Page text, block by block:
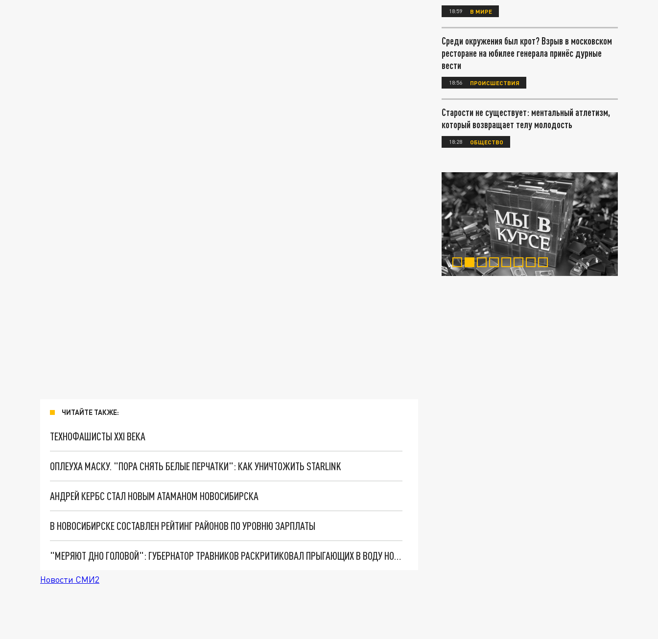
ЧИТАЙТЕ ТАКЖЕ:
ТЕХНОФАШИСТЫ XXI ВЕКА
ОПЛЕУХА МАСКУ. "ПОРА СНЯТЬ БЕЛЫЕ ПЕРЧАТКИ": КАК УНИЧТОЖИТЬ STARLINK
АНДРЕЙ КЕРБС СТАЛ НОВЫМ АТАМАНОМ НОВОСИБИРСКА
В НОВОСИБИРСКЕ СОСТАВЛЕН РЕЙТИНГ РАЙОНОВ ПО УРОВНЮ ЗАРПЛАТЫ
"МЕРЯЮТ ДНО ГОЛОВОЙ": ГУБЕРНАТОР ТРАВНИКОВ РАСКРИТИКОВАЛ ПРЫГАЮЩИХ В ВОДУ НОВОСИБИРЦЕВ
Новости СМИ2
18:59 В МИРЕ
Среди окружения был крот? Взрыв в московском
ресторане на юбилее генерала принёс дурные
вести
18:56 ПРОИСШЕСТВИЯ
Старости не существует: ментальный атлетизм,
который возвращает телу молодость
18:28 ОБЩЕСТВО